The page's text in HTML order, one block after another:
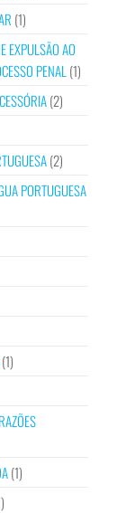
(1)
EXPULSÃO AO
PENAL (1)
(2)
(2)
PORTUGUESA
(1)